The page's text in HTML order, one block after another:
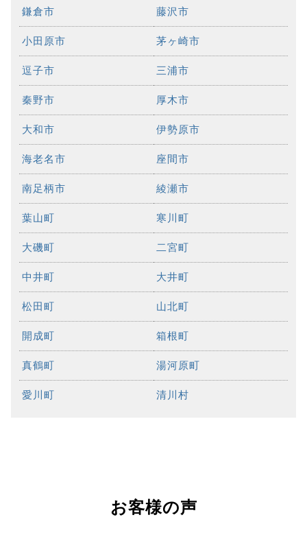
鎌倉市 藤沢市
小田原市 茅ヶ崎市
逗子市 三浦市
秦野市 厚木市
大和市 伊勢原市
海老名市 座間市
南足柄市 綾瀬市
葉山町 寒川町
大磯町 二宮町
中井町 大井町
松田町 山北町
開成町 箱根町
真鶴町 湯河原町
愛川町 清川村
お客様の声